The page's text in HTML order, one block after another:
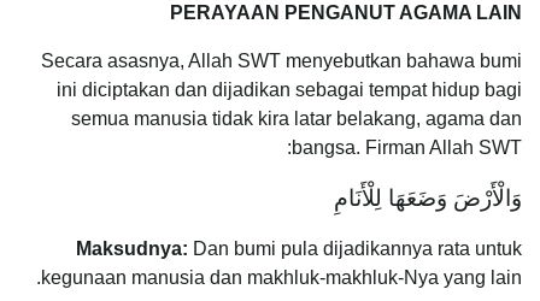
PERAYAAN PENGANUT AGAMA LAIN
Secara asasnya, Allah SWT menyebutkan bahawa bumi
ini diciptakan dan dijadikan sebagai tempat hidup bagi
semua manusia tidak kira latar belakang, agama dan
bangsa. Firman Allah SWT:
وَالْأَرْضَ وَضَعَهَا لِلْأَنَامِ
Maksudnya: Dan bumi pula dijadikannya rata untuk
kegunaan manusia dan makhluk-makhluk-Nya yang lain.